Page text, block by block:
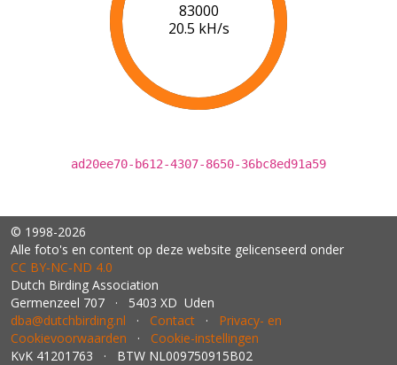
85000
20.5 kH/s
ad20ee70-b612-4307-8650-36bc8ed91a59
© 1998-2026
Alle foto's en content op deze website gelicenseerd onder
CC BY‑NC‑ND 4.0
Dutch Birding Association
Germenzeel 707 · 5403 XD Uden
dba@dutchbirding.nl · Contact · Privacy- en
Cookievoorwaarden · Cookie-instellingen
KvK 41201763 · BTW NL009750915B02